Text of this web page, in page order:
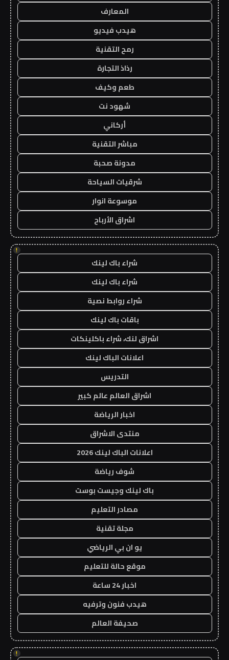
المعارف
هيدب فيديو
رمح التقنية
رذاذ التجارة
طعم وكيف
شهود نت
أركاني
مباشر التقنية
مدونة صحبة
شرقيات السياحة
موسوعة انوار
اشراق الأرباح
!
شراء باك لينك
شراء باك لينك
شراء روابط نصية
باقات باك لينك
اشراق لنك، شراء باكلينكات
اعلانات الباك لينك
التدريس
اشراق العالم عالم كبير
اخبار الرياضة
منتدى الاشراق
اعلانات الباك لينك 2026
شوف رياضة
باك لينك وجيست بوست
مصادر التعليم
مجلة تقنية
يو ان بي الرياضي
موقع حالة للتعليم
اخبار 24 ساعة
هيدب فنون وترفيه
صحيفة العالم
!